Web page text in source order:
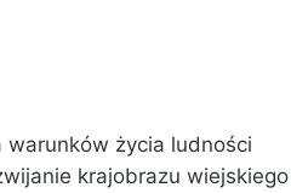
warunków życia ludności
krajobrazu wiejskiego